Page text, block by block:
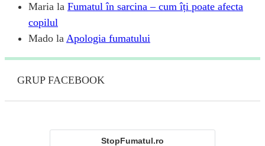
Maria la Fumatul în sarcina – cum îți poate afecta
copilul
Mado la Apologia fumatului
GRUP FACEBOOK
StopFumatul.ro